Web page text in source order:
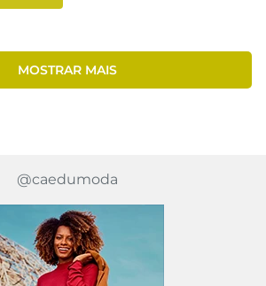
MOSTRAR MAIS
@caedumoda